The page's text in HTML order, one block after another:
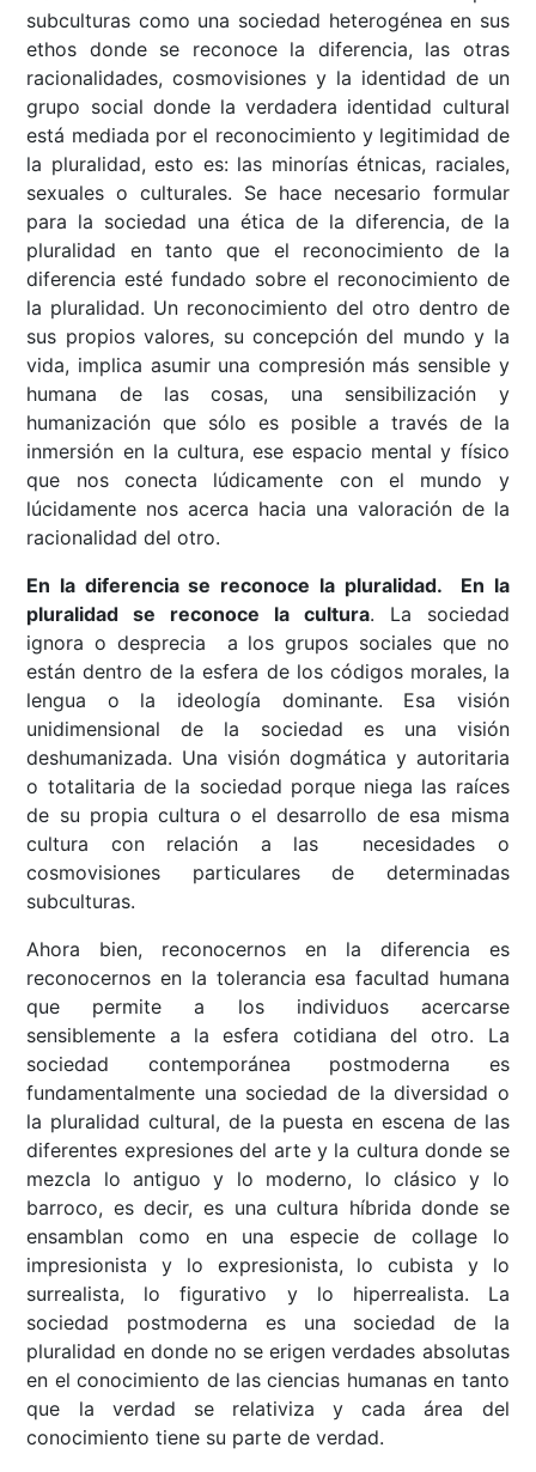
subculturas como una sociedad heterogénea en sus
ethos donde se reconoce la diferencia, las otras
racionalidades, cosmovisiones y la identidad de un
grupo social donde la verdadera identidad cultural
está mediada por el reconocimiento y legitimidad de
la pluralidad, esto es: las minorías étnicas, raciales,
sexuales o culturales. Se hace necesario formular
para la sociedad una ética de la diferencia, de la
pluralidad en tanto que el reconocimiento de la
diferencia esté fundado sobre el reconocimiento de
la pluralidad. Un reconocimiento del otro dentro de
sus propios valores, su concepción del mundo y la
vida, implica asumir una compresión más sensible y
humana de las cosas, una sensibilización y
humanización que sólo es posible a través de la
inmersión en la cultura, ese espacio mental y físico
que nos conecta lúdicamente con el mundo y
lúcidamente nos acerca hacia una valoración de la
racionalidad del otro.
En la diferencia se reconoce la pluralidad. En la
pluralidad se reconoce la cultura. La sociedad
ignora o desprecia a los grupos sociales que no
están dentro de la esfera de los códigos morales, la
lengua o la ideología dominante. Esa visión
unidimensional de la sociedad es una visión
deshumanizada. Una visión dogmática y autoritaria
o totalitaria de la sociedad porque niega las raíces
de su propia cultura o el desarrollo de esa misma
cultura con relación a las necesidades o
cosmovisiones particulares de determinadas
subculturas.
Ahora bien, reconocernos en la diferencia es
reconocernos en la tolerancia esa facultad humana
que permite a los individuos acercarse
sensiblemente a la esfera cotidiana del otro. La
sociedad contemporánea postmoderna es
fundamentalmente una sociedad de la diversidad o
la pluralidad cultural, de la puesta en escena de las
diferentes expresiones del arte y la cultura donde se
mezcla lo antiguo y lo moderno, lo clásico y lo
barroco, es decir, es una cultura híbrida donde se
ensamblan como en una especie de collage lo
impresionista y lo expresionista, lo cubista y lo
surrealista, lo figurativo y lo hiperrealista. La
sociedad postmoderna es una sociedad de la
pluralidad en donde no se erigen verdades absolutas
en el conocimiento de las ciencias humanas en tanto
que la verdad se relativiza y cada área del
conocimiento tiene su parte de verdad.